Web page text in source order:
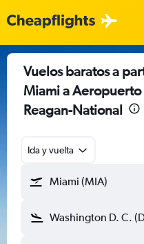
Vuelos baratos a
Miami a
Reagan-National
Ida y vuelta
Miami (MIA)
Washington D. C.